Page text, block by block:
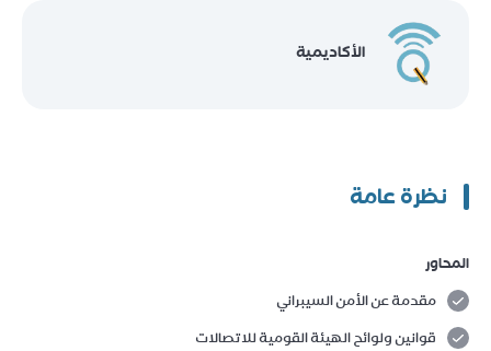
الأكاديمية
نظرة عامة
المحاور
مقدمة عن الأمن السيبراني
قوانين ولوائح الهيئة القومية للاتصالات